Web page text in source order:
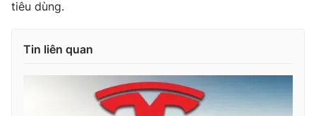
tiêu dùng.
Tin liên quan